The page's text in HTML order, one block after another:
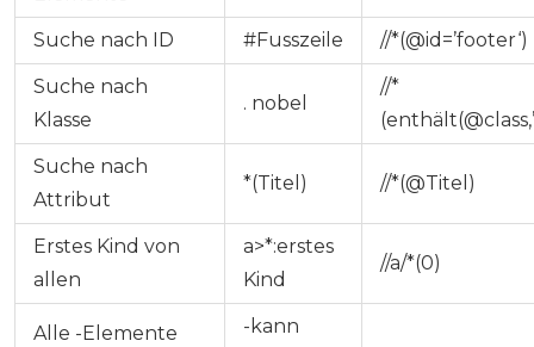
Suche nach ID #Fusszeile //*(@id=’footer‘)
Suche nach
Klasse
. nobel
//*
Suche nach
Attribut
*(Titel) //*(@Titel)
Erstes Kind von
allen
a>*:erstes
Kind
//a/*(0)
Alle -Elemente
-kann